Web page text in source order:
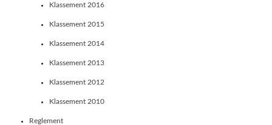
Klassement 2016
Klassement 2015
Klassement 2014
Klassement 2013
Klassement 2012
Klassement 2010
Reglement